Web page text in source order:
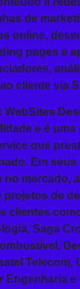
de
online,
pages e
cliente via
WebSites
e é uma
que
Em seus
no mercado,
projetos de
clientes
Saga
Telecom,
Engenharia e